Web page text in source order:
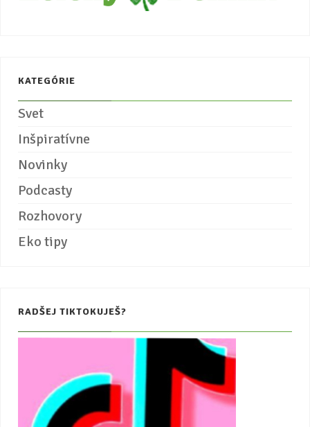
KATEGÓRIE
Svet
Inšpiratívne
Novinky
Podcasty
Rozhovory
Eko tipy
RADŠEJ TIKTOKUJEŠ?